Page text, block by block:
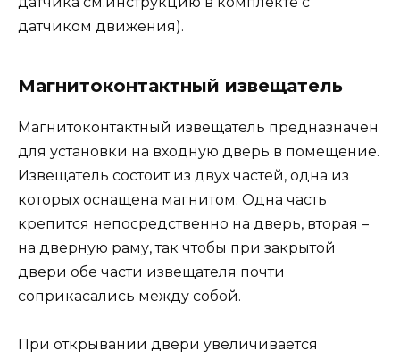
датчиком движения).
Магнитоконтактный извещатель
Магнитоконтактный извещатель предназначен
для установки на входную дверь в помещение.
Извещатель состоит из двух частей, одна из
которых оснащена магнитом. Одна часть
крепится непосредственно на дверь, вторая –
на дверную раму, так чтобы при закрытой
двери обе части извещателя почти
соприкасались между собой.
При открывании двери увеличивается